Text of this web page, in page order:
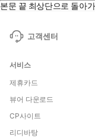
본문 끝 최상단으로 돌아
고객센터
서비스
제휴카드
뷰어 다운로드
CP사이트
리디바탕